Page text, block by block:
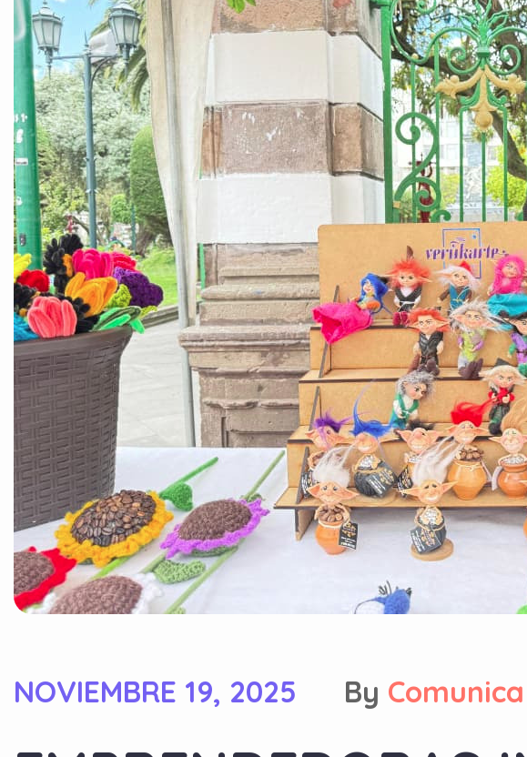
NOVIEMBRE 19, 2025 By Comunica